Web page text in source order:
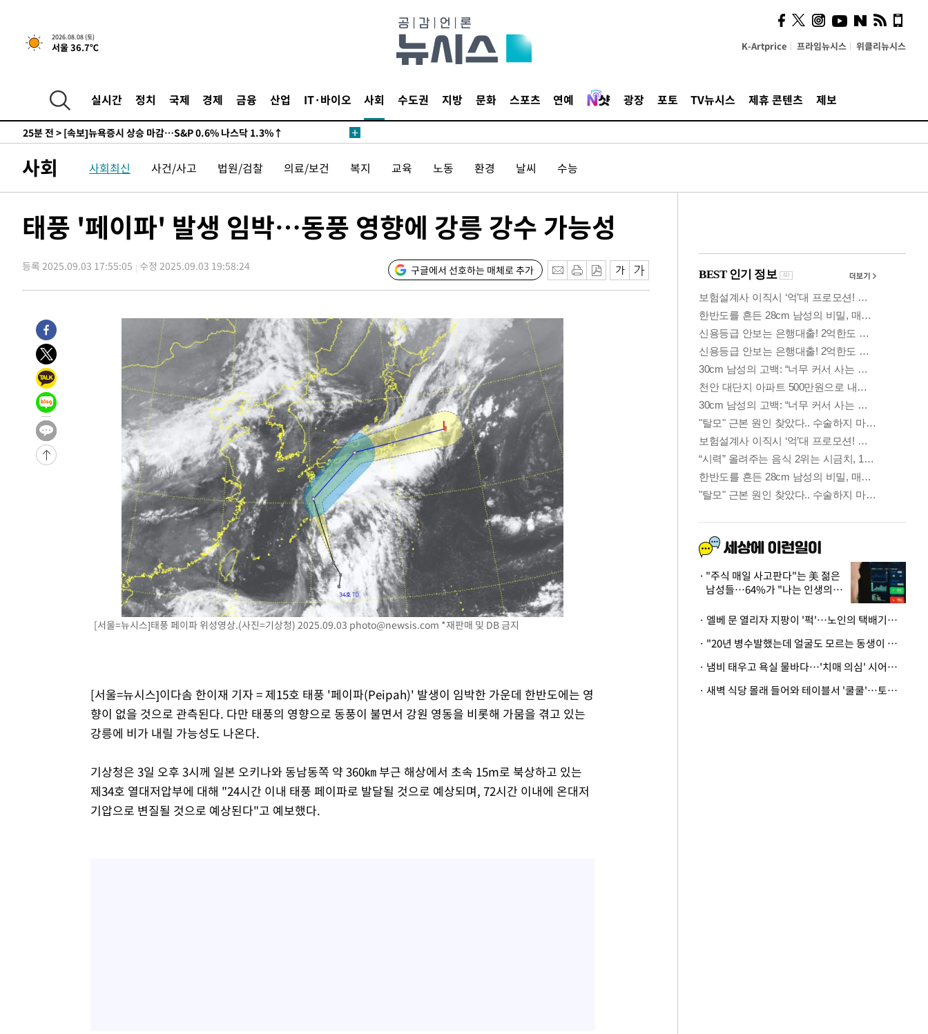
2026.08.08 (토)
서울 36.7℃ K-Artprice 프라임뉴시스 위클리뉴시스
실시간 정치 국제 경제 금융 산업 IT·바이오 사회 수도권 지방 문화 스포츠 연예 광장 포토 TV뉴시스 제휴 콘텐츠 제보
-24951초 전 >여수 오동도 해상서 모터보트 전복…1명 사망·1명 실종
-21178초 전 >극한폭염 한풀 꺾이지만…'낮 최고 35도' 무더위, 열대야 계속[다음
-16713초 전 >
[속보]'압수수색·성접대 논란' 축구협회 "실망과 걱정 안겨드려 죄
-5334초 전 >
25분 전 > [속보]뉴욕증시 상승 마감…S&P 0.6% 나스닥 1.3%↑
-28061초 전 >
선재도서 해루질 나섰다 실종 60대, 닷새 만에 숨진 채 발견
-25595초 전 >남자 농구, 나고야 아시안게임서 '홈팀' 일본과 한일전
-21198초 전 >극한폭염 한풀 꺾이지만…'낮 최고 35도' 무더위, 열대야 계속[다음
주 날씨]
-16733초 전 >[속보]'압수수색·성접대 논란' 축구협회 "실망과 걱정 안겨드려 죄
사회 사회최신 사건/사고 법원/검찰 의료/보건 복지 교육 노동 환경 날씨 수능
태풍 '페이파' 발생 임박…동풍 영향에 강릉 강수 가능성
등록 2025.09.03 17:55:05 수정 2025.09.03 19:58:24 구글에서 선호하는 매체로 추가
[서울=뉴시스]태풍 페이파 위성영상.(사진=기상청) 2025.09.03 photo@newsis.com *재판매 및 DB 금지
[서울=뉴시스]이다솜 한이재 기자 = 제15호 태풍 '페이파(Peipah)' 발생이 임박한 가운데 한반도에는 영
향이 없을 것으로 관측된다. 다만 태풍의 영향으로 동풍이 불면서 강원 영동을 비롯해 가뭄을 겪고 있는
강릉에 비가 내릴 가능성도 나온다.
기상청은 3일 오후 3시께 일본 오키나와 동남동쪽 약 360㎞ 부근 해상에서 초속 15m로 북상하고 있는
제34호 열대저압부에 대해 "24시간 이내 태풍 페이파로 발달될 것으로 예상되며, 72시간 이내에 온대저
기압으로 변질될 것으로 예상된다"고 예보했다.
사이 해답 찾았죠"…알을
깨고 나온 '초자아'
"주식 매일 사고판다"는 美 젊은
남성들…64%가 "나는 인생의
· 엘베 문 열리자 지팡이 '퍽'…노인의 택배기사 폭행 이유
· "20년 병수발했는데 얼굴도 모르는 동생이 유산 절반을"…배다른 형제 상속권 있을까
· 냄비 태우고 욕실 물바다…'치매 의심' 시어머니 검사 권유했다가 '날벼락'
· 새벽 식당 몰래 들어와 테이블서 '쿨쿨'…토사물 남기고 사라진 남성